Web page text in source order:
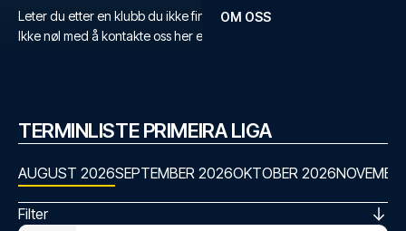
OM OSS
Leter du etter en klubb du ikke finner?
Ikke nøl med å kontakte oss her eller på +47 73 02 20 22.
TERMINLISTE PRIMEIRA LIGA
AUGUST 2026SEPTEMBER 2026OKTOBER 2026
Filter